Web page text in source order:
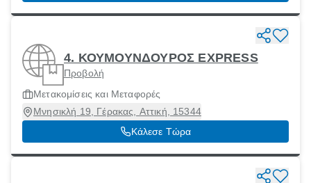
4. ΚΟΥΜΟΥΝΔΟΥΡΟΣ EXPRESS
Προβολή
Μετακομίσεις και Μεταφορές
Μνησικλή 19, Γέρακας, Αττική, 15344
Κάλεσε Τώρα